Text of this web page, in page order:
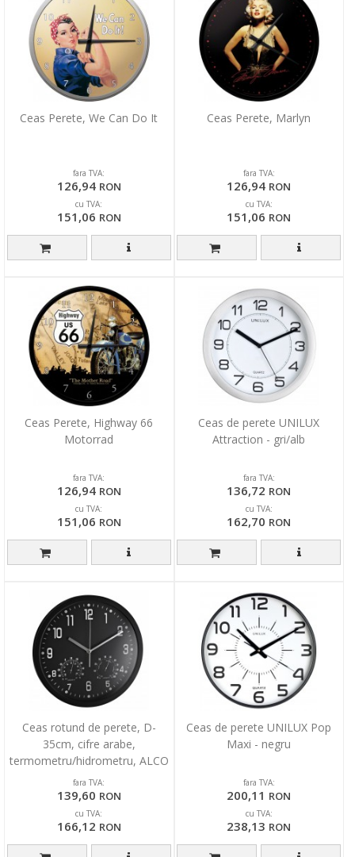
Ceas Perete, We Can Do It
fara TVA:
126,94 RON
cu TVA:
151,06 RON
Ceas Perete, Marlyn
fara TVA:
126,94 RON
cu TVA:
151,06 RON
Ceas Perete, Highway 66
Motorrad
fara TVA:
126,94 RON
cu TVA:
151,06 RON
Ceas de perete UNILUX
Attraction - gri/alb
fara TVA:
136,72 RON
cu TVA:
162,70 RON
Ceas rotund de perete, D-
35cm, cifre arabe,
termometru/hidrometru, ALCO
- rama neagra - dial negru
fara TVA:
139,60 RON
cu TVA:
166,12 RON
Ceas de perete UNILUX Pop
Maxi - negru
fara TVA:
200,11 RON
cu TVA:
238,13 RON